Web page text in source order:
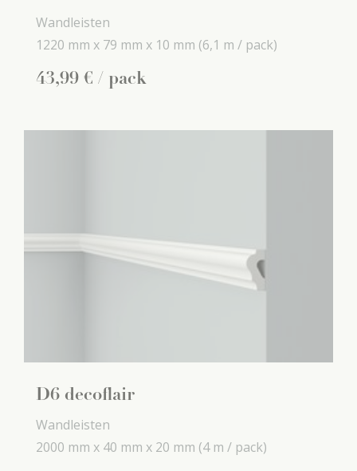
Wandleisten
1220 mm x 79 mm x 10 mm (6,1 m / pack)
43,99 € / pack
D6 decoflair
Wandleisten
2000 mm x 40 mm x 20 mm (4 m / pack)